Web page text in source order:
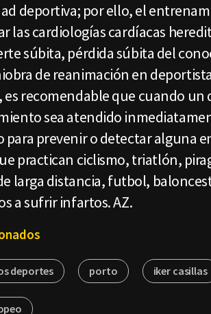
deportiva; por ello, el
las cardiologías cardíacas
súbita, pérdida súbita del
de reanimación en
es recomendable que cuando
sea atendido
para prevenir o detectar alguna
practican ciclismo, triatlón,
larga distancia, futbol,
a sufrir infartos. AZ.
deportes porto iker casillas